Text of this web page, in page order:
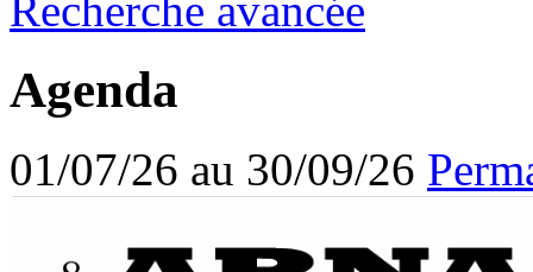
Recherche avancée
Agenda
01/07/26 au 30/09/26